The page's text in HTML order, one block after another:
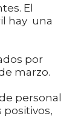
El
hay una
por
marzo.
personal
positivos,